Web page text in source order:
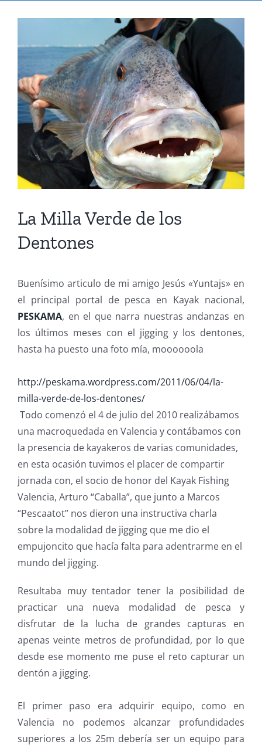
imagen
más
grande
La Milla Verde de los
Dentones
Buenísimo articulo de mi amigo Jesús «Yuntajs» en
el principal portal de pesca en Kayak nacional,
PESKAMA, en el que narra nuestras andanzas en
los últimos meses con el jigging y los dentones,
hasta ha puesto una foto mía, moooooola
http://peskama.wordpress.com/2011/06/04/la-
milla-verde-de-los-dentones/
Todo comenzó el 4 de julio del 2010 realizábamos
una macroquedada en Valencia y contábamos con
la presencia de kayakeros de varias comunidades,
en esta ocasión tuvimos el placer de compartir
jornada con, el socio de honor del Kayak Fishing
Valencia, Arturo “Caballa”, que junto a Marcos
“Pescaatot” nos dieron una instructiva charla
sobre la modalidad de jigging que me dio el
empujoncito que hacía falta para adentrarme en el
mundo del jigging.
Resultaba muy tentador tener la posibilidad de
practicar una nueva modalidad de pesca y
disfrutar de la lucha de grandes capturas en
apenas veinte metros de profundidad, por lo que
desde ese momento me puse el reto capturar un
dentón a jigging.
El primer paso era adquirir equipo, como en
Valencia no podemos alcanzar profundidades
superiores a los 25m debería ser un equipo para